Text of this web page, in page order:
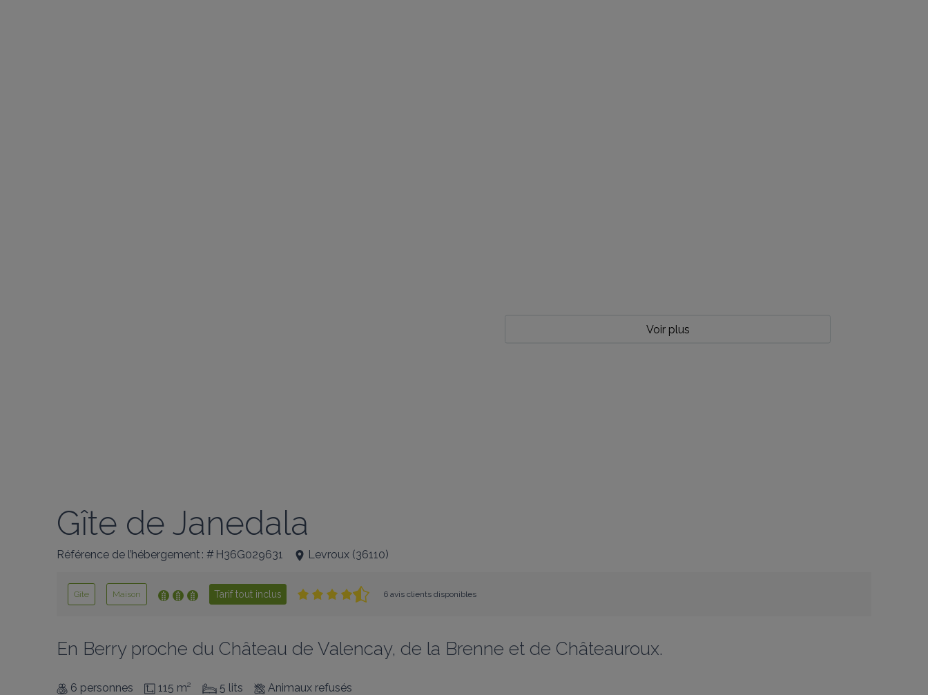
Voir plus
Gîte de Janedala
Référence de l’hébergement : # H36G029631 Levroux (36110)
Gîte Maison Tarif tout inclus 6 avis clients disponibles
En Berry proche du Château de Valencay, de la Brenne et de Châteauroux.
6 personnes 115 m² 5 lits Animaux refusés